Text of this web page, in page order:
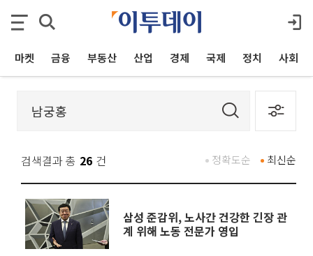
마켓 금융 부동산 산업 경제 국제 정치 사회
검색결과 총 26 건 최신순
정확도순
삼성 준감위, 노사간 건강한 긴장 관
계 위해 노동 전문가 영입